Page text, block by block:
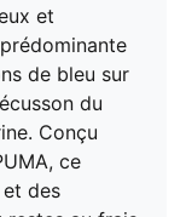
et
de bleu sur
du
Conçu
ce
des